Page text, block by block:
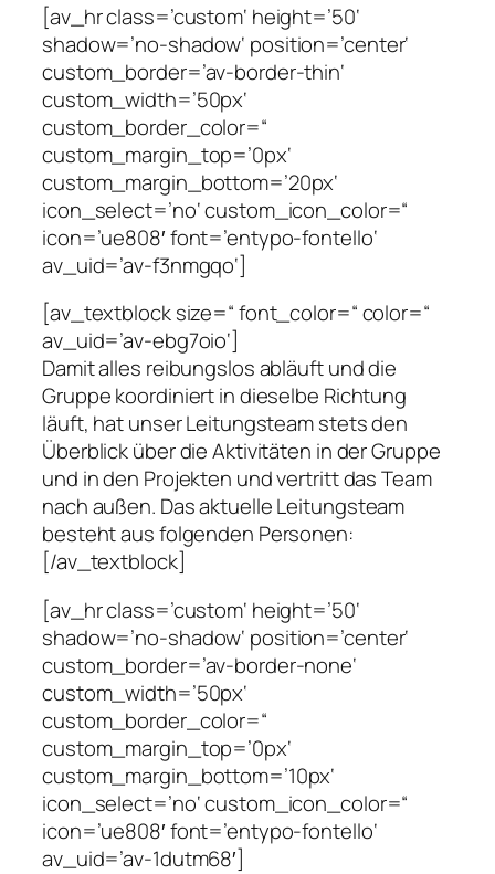
[av_hr class=’custom‘ height=’50‘
shadow=’no-shadow‘ position=’center‘
custom_border=’av-border-thin‘
custom_width=’50px‘
custom_border_color=“
custom_margin_top=’0px‘
custom_margin_bottom=’20px‘
icon_select=’no‘ custom_icon_color=“
icon=’ue808′ font=’entypo-fontello‘
av_uid=’av-f3nmgqo‘]
[av_textblock size=“ font_color=“ color=“
av_uid=’av-ebg7oio‘]
Damit alles reibungslos abläuft und die
Gruppe koordiniert in dieselbe Richtung
läuft, hat unser Leitungsteam stets den
Überblick über die Aktivitäten in der Gruppe
und in den Projekten und vertritt das Team
nach außen. Das aktuelle Leitungsteam
besteht aus folgenden Personen:
[/av_textblock]
[av_hr class=’custom‘ height=’50‘
shadow=’no-shadow‘ position=’center‘
custom_border=’av-border-none‘
custom_width=’50px‘
custom_border_color=“
custom_margin_top=’0px‘
custom_margin_bottom=’10px‘
icon_select=’no‘ custom_icon_color=“
icon=’ue808′ font=’entypo-fontello‘
av_uid=’av-1dutm68′]